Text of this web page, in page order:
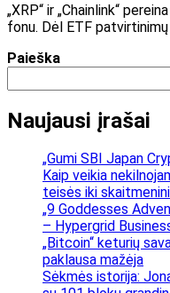
„XRP“ ir „Chainlink“
fonu. Dėl ETF
Paieška
Naujausi įrašai
„Gumi SBI Japan
Kaip veikia
teisės iki
„9 Goddesses
– Hypergrid
„Bitcoin“ keturių
paklausa mažėja
Sėkmės istorija: